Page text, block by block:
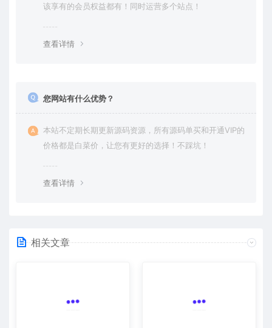
该享有的会员权益都有！同时运营多个站点！
查看详情
您网站有什么优势？
本站不定期长期更新源码资源，所有源码单买和开通VIP的
价格都是白菜价，让您有更好的选择！不踩坑！
查看详情
相关文章